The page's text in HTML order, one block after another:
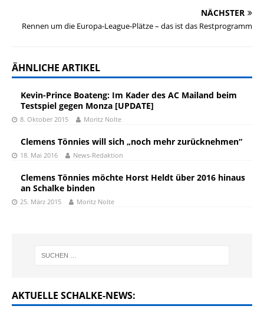
NÄCHSTER
Rennen um die Europa-League-Plätze – das ist das Restprogramm
ÄHNLICHE ARTIKEL
Kevin-Prince Boateng: Im Kader des AC Mailand beim
Testspiel gegen Monza [UPDATE]
8. Oktober 2015 Moritz Nolte
Clemens Tönnies will sich „noch mehr zurücknehmen“
18. Mai 2016 News-Redaktion
Clemens Tönnies möchte Horst Heldt über 2016 hinaus
an Schalke binden
25. März 2015 Moritz Nolte
AKTUELLE SCHALKE-NEWS: